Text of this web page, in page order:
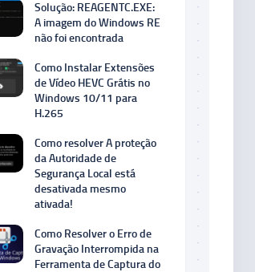
Solução: REAGENTC.EXE:
A imagem do Windows RE
não foi encontrada
Como Instalar Extensões
de Vídeo HEVC Grátis no
Windows 10/11 para
H.265
Como resolver A proteção
da Autoridade de
Segurança Local está
desativada mesmo
ativada!
Como Resolver o Erro de
Gravação Interrompida na
Ferramenta de Captura do